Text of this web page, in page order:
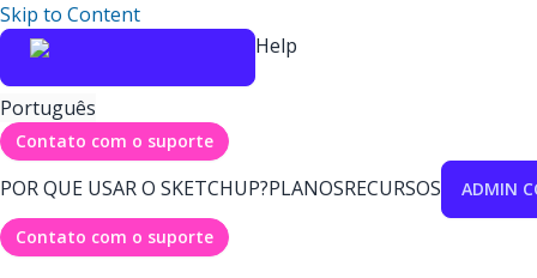
Skip to Content
Help
Português
Contato com o suporte
POR QUE USAR O SKETCHUP?PLANOSRECURSOS ADMIN
Contato com o suporte